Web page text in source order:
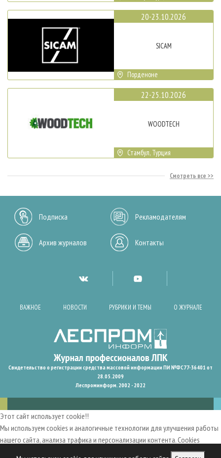
20-23.10.2026
SICAM
Порденоне
22-25.10.2026
WOODTECH
Стамбул, Турция
Смотреть все
Подписка Рекламодателям
Архив журналов Контакты
ВАЖНОЕ НОВОСТИ РУБРИКИ И ТЕМЫ О ЖУРНАЛЕ
Свидетельство о регистрации средства массовой информации ПИ №ФС77-36401 от
28.05.2009
Леспроминформ. 2002 - 2022
Этот сайт использует cookie!!
Мы используем cookies и аналогичные технологии для улучшения работы
нашего сайта, анализа трафика и персонализации контента. Cookies